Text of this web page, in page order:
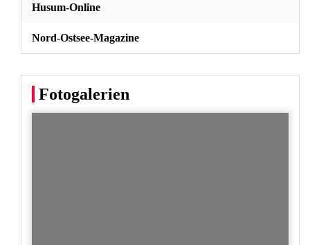
Husum-Online
Nord-Ostsee-Magazine
Fotogalerien